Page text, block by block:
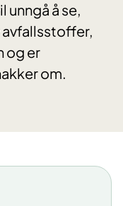
unngå å se,
avfallsstoffer,
og er
om.